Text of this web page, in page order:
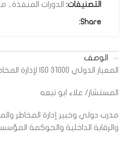
التصنيفات: الدورات المنفذة ,
Share:
الوصف
المعيار الدولي ISO 31000 لإدارة المخاطر (النسخة الثانية)
المستشار/ علاء ابو نبعه
مدرب دولي وخبير إدارة المخاطر
والرقابة الداخلية والحوكمة